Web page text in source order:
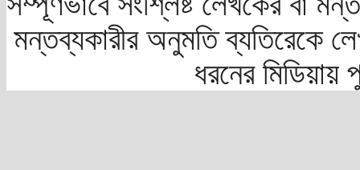
মন্তব্যকারীর অনুমতি ব্যতিরেকে
ধরনের মিডিয়ায়